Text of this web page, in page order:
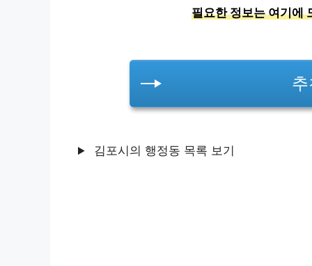
필요한 정보는 여기에
김포시의 행정동 목록 보기